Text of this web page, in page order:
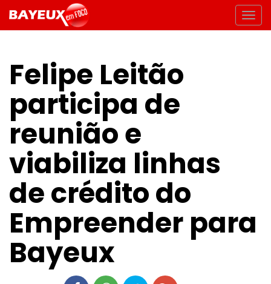
Felipe Leitão
participa de
reunião e
viabiliza linhas
de crédito do
Empreender para
Bayeux